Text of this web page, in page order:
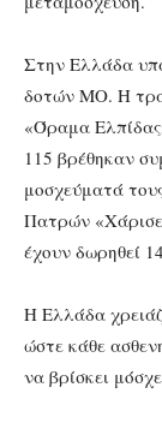
Στην Ελλάδα
δοτών ΜΟ. Η
«Όραμα
115 βρέθηκαν
μοσχεύματά
Πατρών «Χάρισε
έχουν δωρηθεί
Η Ελλάδα
ώστε κάθε
να βρίσκει